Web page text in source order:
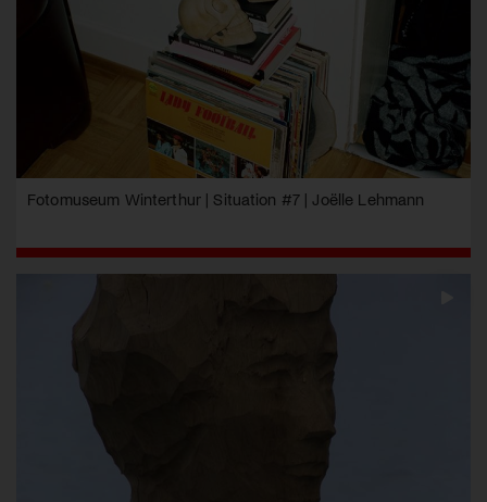
Fotomuseum Winterthur | Situation #7 | Joëlle Lehmann